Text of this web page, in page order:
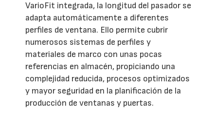
VarioFit integrada, la longitud del pasador se
adapta automáticamente a diferentes
perfiles de ventana. Ello permite cubrir
numerosos sistemas de perfiles y
materiales de marco con unas pocas
referencias en almacén, propiciando una
complejidad reducida, procesos optimizados
y mayor seguridad en la planificación de la
producción de ventanas y puertas.